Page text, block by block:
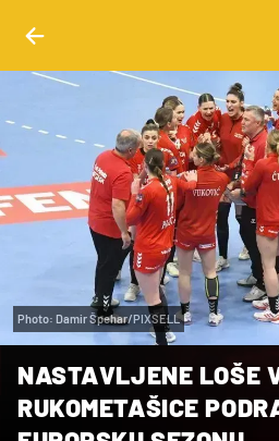
Photo: Damir Špehar/PIXSELL
NASTAVLJENE LOŠE
RUKOMETAŠICE